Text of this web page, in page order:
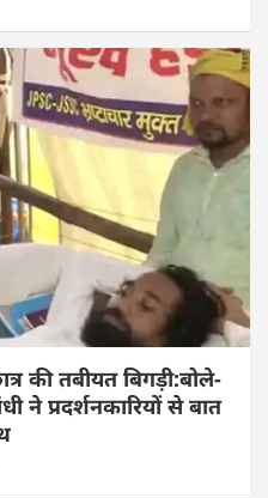
की तबीयत बिगड़ी:बोले-
ने प्रदर्शनकारियों से बात